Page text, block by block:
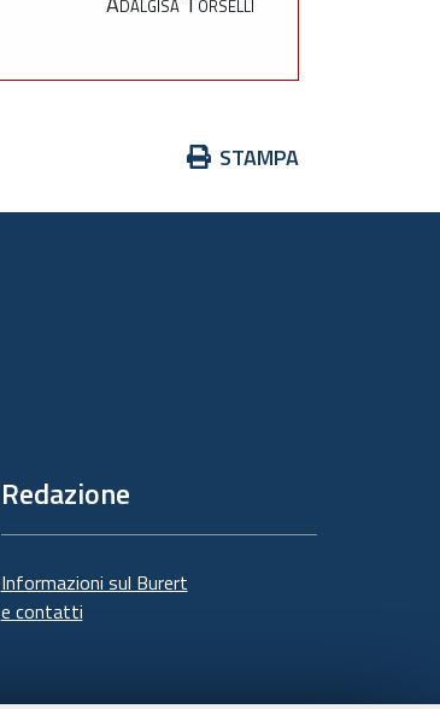
Azioni
documento
STAMPA
Redazione
Informazioni sul Burert
e contatti